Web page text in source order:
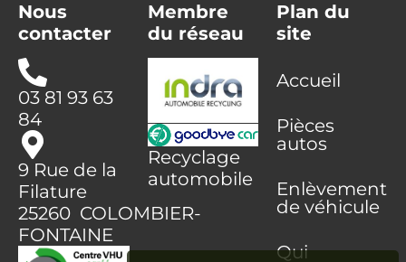
Nous
contacter
03 81 93 63
84
9 Rue de la
Filature
25260 COLOMBIER-
FONTAINE
Membre
du réseau
Recyclage
automobile
Plan du
site
Accueil
Pièces
autos
Enlèvement
de véhicule
Qui